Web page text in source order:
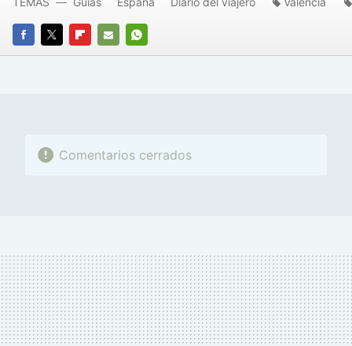
FACEBOOK
TWITTERFLIPBOARD
E-
WHATSAPP
Comentarios cerrados